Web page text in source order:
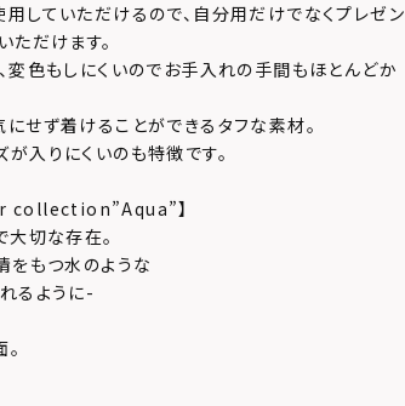
していただけるので、自分用だけでなくプレゼン
ただけます。
変色もしにくいのでお手入れの手間もほとんどか
せず着けることができるタフな素材。
入りにくいのも特徴です。
collection”Aqua”】
大切な存在。
をもつ水のような
るように-